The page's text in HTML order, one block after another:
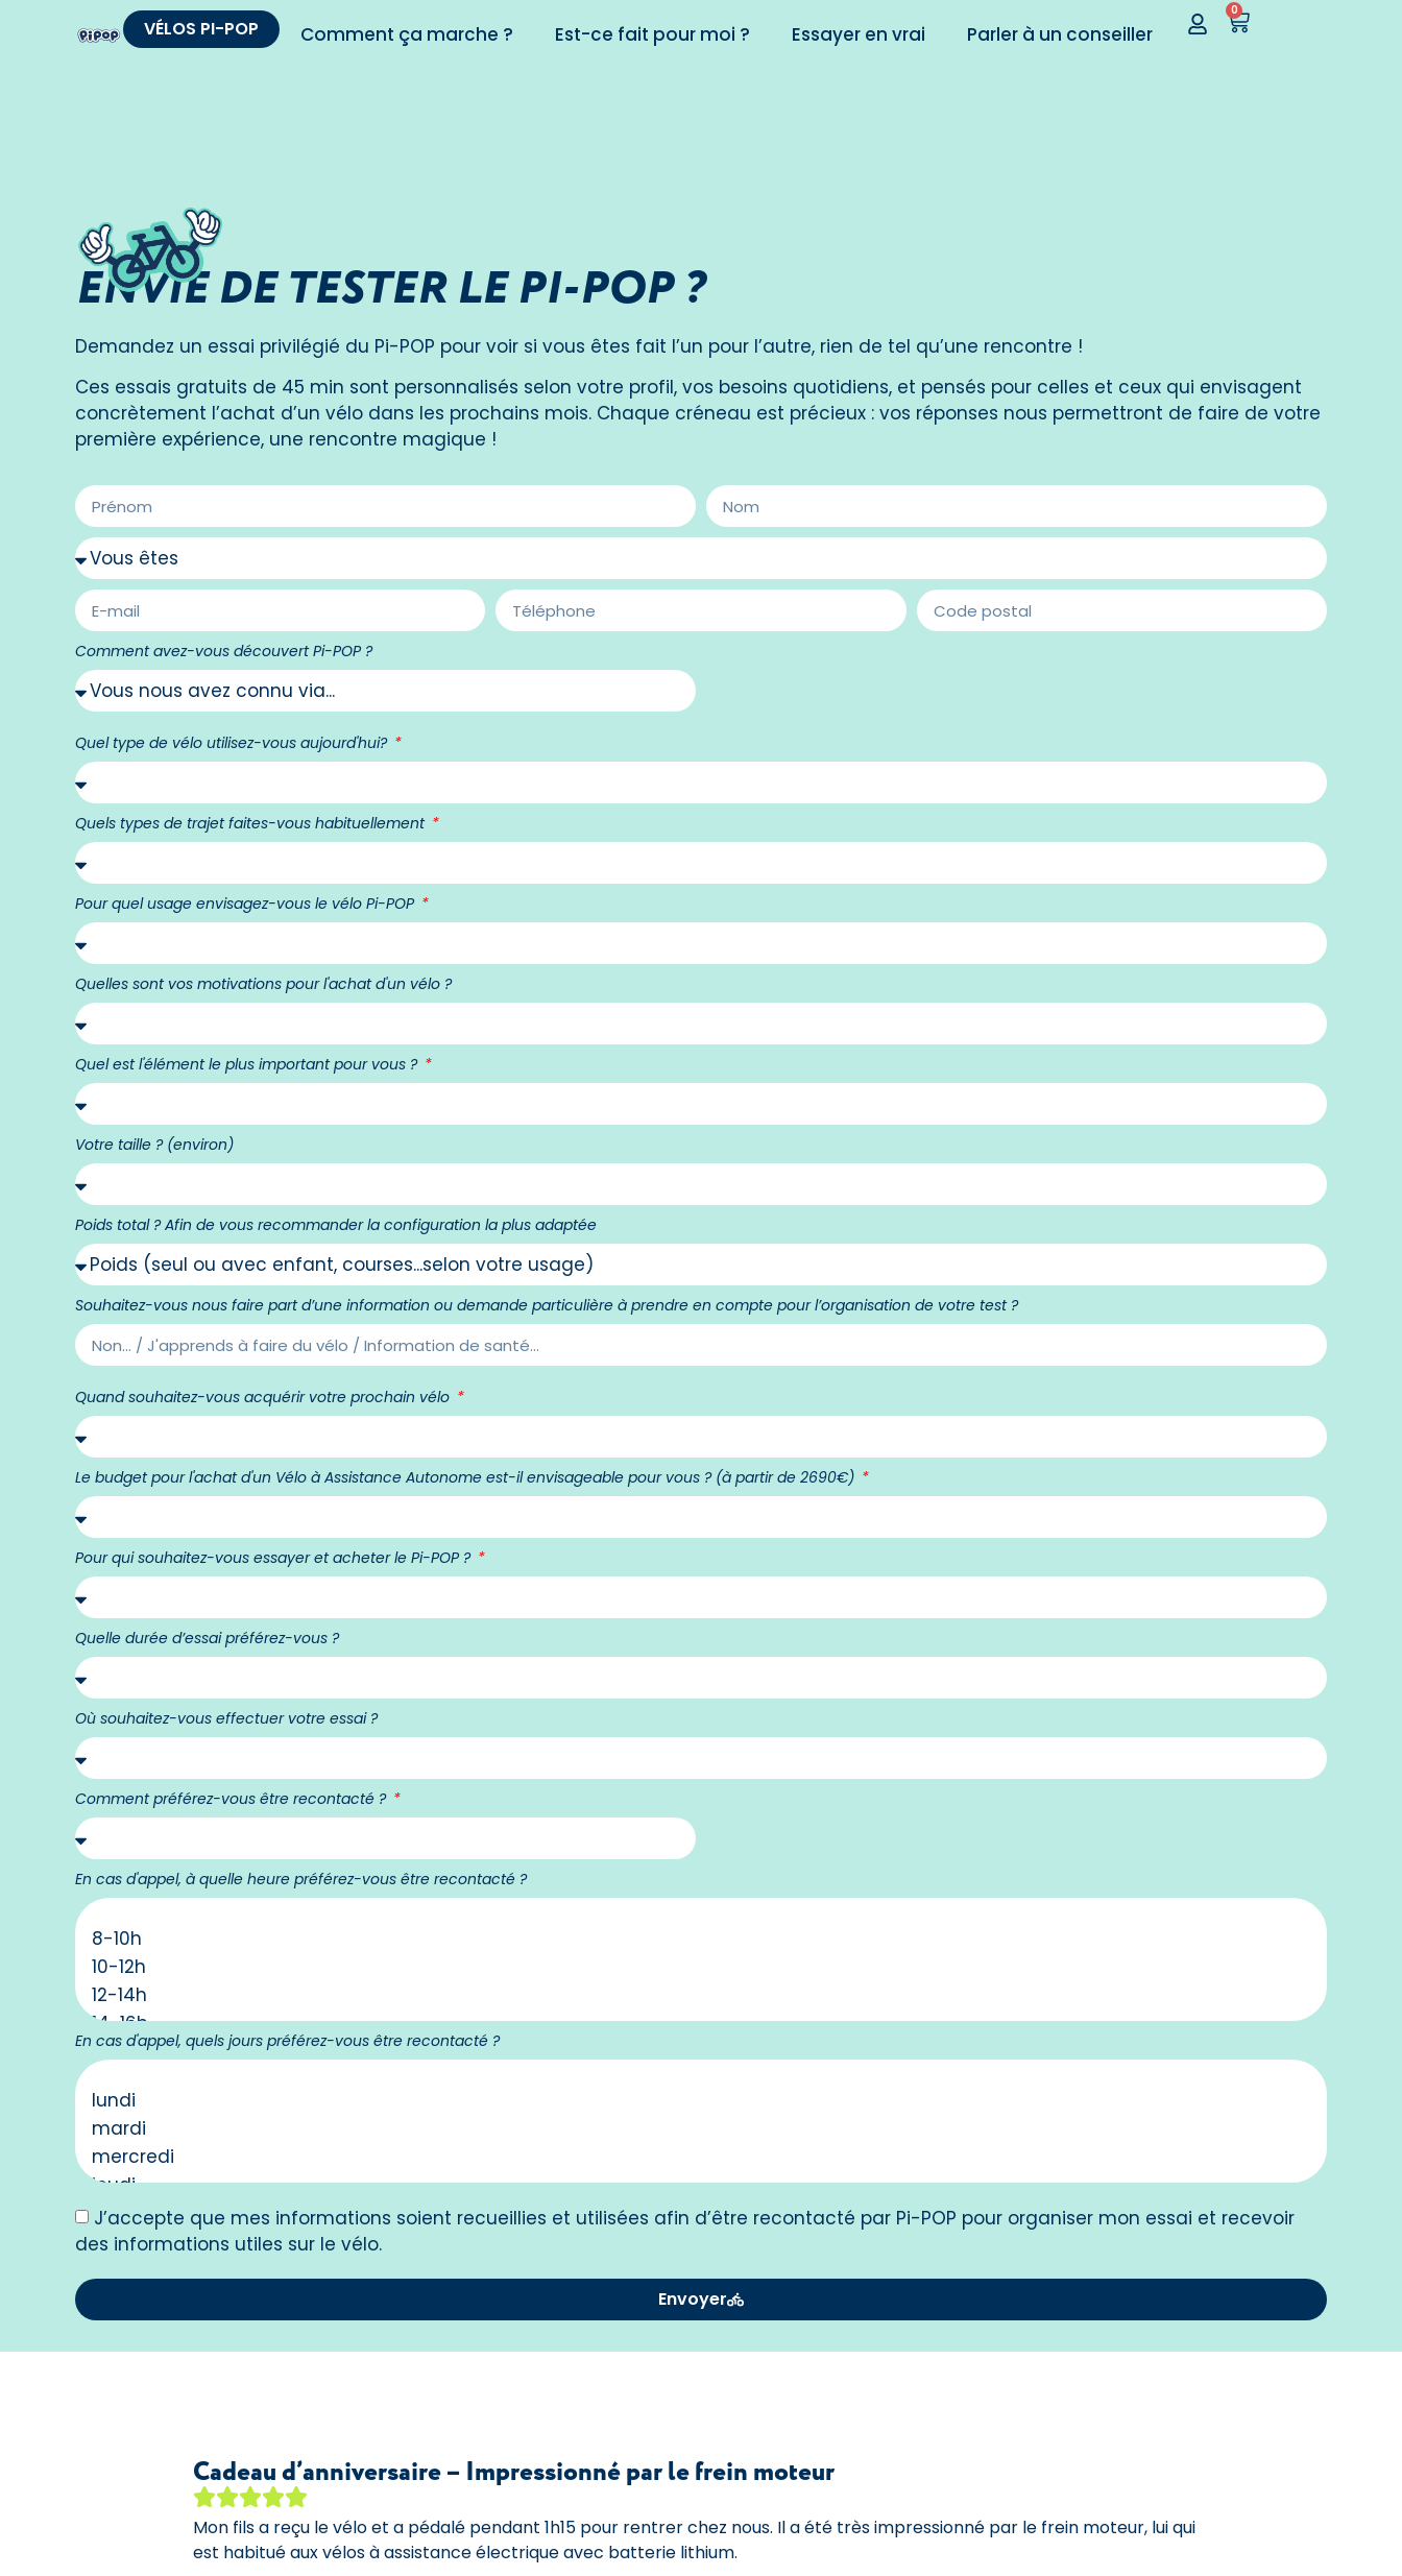
VÉLOS PI-POP Comment ça marche ? Est-ce fait pour moi ? Essayer en vrai Parler à un conseiller
0
ENVIE DE TESTER LE PI-POP ?
Demandez un essai privilégié du Pi-POP pour voir si vous êtes fait l’un pour l’autre, rien de tel qu’une rencontre !
Ces essais gratuits de 45 min sont personnalisés selon votre profil, vos besoins quotidiens, et pensés pour celles et ceux qui envisagent
concrètement l’achat d’un vélo dans les prochains mois. Chaque créneau est précieux : vos réponses nous permettront de faire de votre
première expérience, une rencontre magique !
Comment avez-vous découvert Pi-POP ?
Quel type de vélo utilisez-vous aujourd'hui?
Quels types de trajet faites-vous habituellement
Pour quel usage envisagez-vous le vélo Pi-POP
Quelles sont vos motivations pour l'achat d'un vélo ?
Quel est l'élément le plus important pour vous ?
Votre taille ? (environ)
Poids total ? Afin de vous recommander la configuration la plus adaptée
Souhaitez-vous nous faire part d’une information ou demande particulière à prendre en compte pour l’organisation de votre test ?
Quand souhaitez-vous acquérir votre prochain vélo
Le budget pour l'achat d'un Vélo à Assistance Autonome est-il envisageable pour vous ? (à partir de 2690€)
Pour qui souhaitez-vous essayer et acheter le Pi-POP ?
Quelle durée d’essai préférez-vous ?
Où souhaitez-vous effectuer votre essai ?
Comment préférez-vous être recontacté ?
En cas d'appel, à quelle heure préférez-vous être recontacté ?
En cas d'appel, quels jours préférez-vous être recontacté ?
J’accepte que mes informations soient recueillies et utilisées afin d’être recontacté par Pi-POP pour organiser mon essai et recevoir
des informations utiles sur le vélo.
Envoyer
Cadeau d’anniversaire – Impressionné par le frein moteur
Mon fils a reçu le vélo et a pédalé pendant 1h15 pour rentrer chez nous. Il a été très impressionné par le frein moteur, lui qui
est habitué aux vélos à assistance électrique avec batterie lithium.